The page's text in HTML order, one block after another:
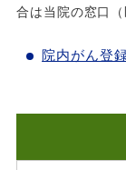
合は当院の窓口
院内がん登